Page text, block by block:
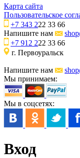
Карта сайта
Пользовательское
+7 343 222 33 66
Напишите нам
+7 912 222 33 66
г. Первоуральск
Напишите нам
Мы принимаем:
Мы в соцсетях:
Вход